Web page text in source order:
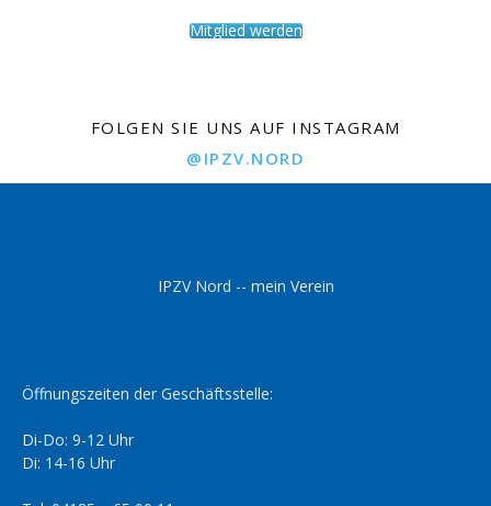
Mitglied werden
FOLGEN SIE UNS AUF INSTAGRAM
@IPZV.NORD
IPZV Nord -- mein Verein
Öffnungszeiten der Geschäftsstelle:
Di-Do: 9-12 Uhr
Di: 14-16 Uhr